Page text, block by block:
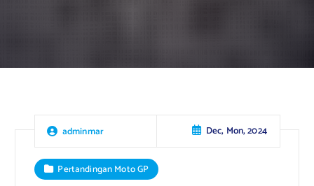
adminmar Dec, Mon, 2024
Pertandingan Moto GP